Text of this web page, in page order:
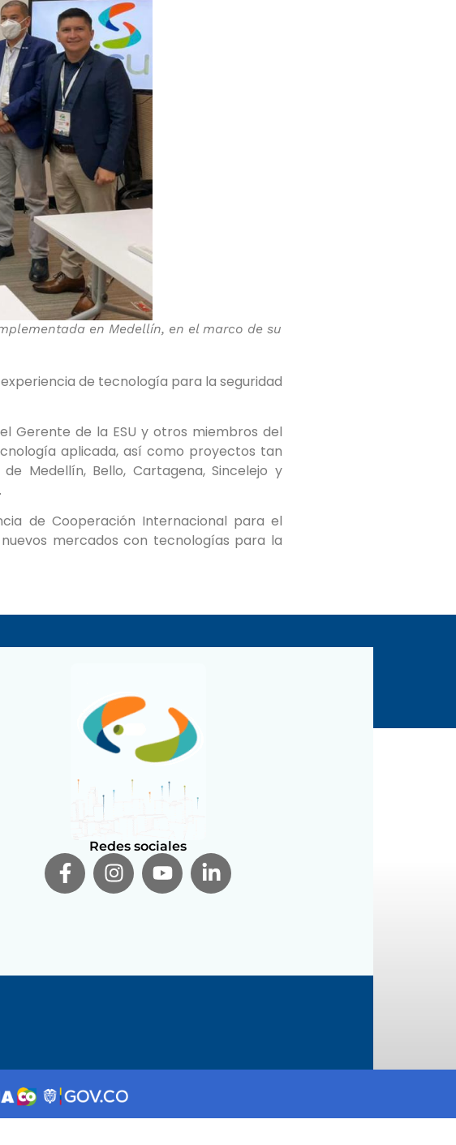
en Medellín, en el marco de su
de tecnología para la seguridad
Gerente de la ESU y otros miembros del
aplicada, así como proyectos tan
Medellín, Bello, Cartagena, Sincelejo y
de Cooperación Internacional para el
mercados con tecnologías para la
Redes sociales